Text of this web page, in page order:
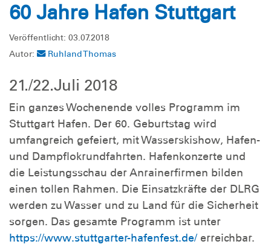
60 Jahre Hafen Stuttgart
Veröffentlicht: 03.07.2018
Autor:
Ruhland Thomas
21./22.Juli 2018
Ein ganzes Wochenende volles Programm im
Stuttgart Hafen. Der 60. Geburtstag wird
umfangreich gefeiert, mit Wasserskishow, Hafen-
und Dampflokrundfahrten. Hafenkonzerte und
die Leistungsschau der Anrainerfirmen bilden
einen tollen Rahmen. Die Einsatzkräfte der DLRG
werden zu Wasser und zu Land für die Sicherheit
sorgen. Das gesamte Programm ist unter
https://www.stuttgarter-hafenfest.de/ erreichbar.